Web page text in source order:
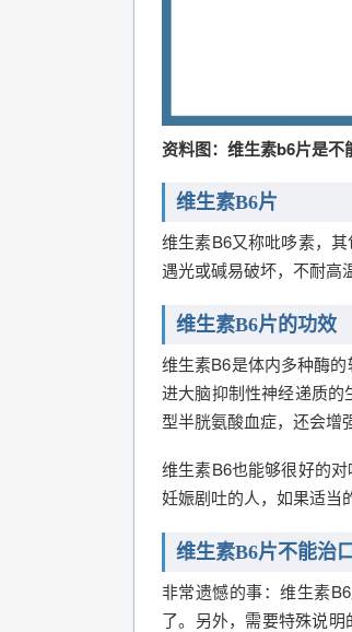
资料图：维生素b6片是不
维生素B6片
维生素B6又称吡哆素，
遇光或碱易破坏，不耐高
维生素B6片的功效
维生素B6是体内多种酶
进大脑抑制性神经递质
型半胱氨酸血症，还会增
维生素B6也能够很好的
妊娠剧吐的人，如果适当
维生素B6片不能治
非常遗憾的事：维生素
了。另外，需要特殊说